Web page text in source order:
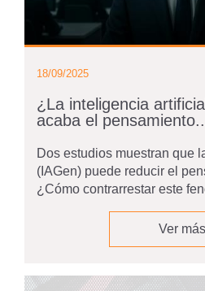
18/09/2025
¿La inteligencia
acaba el
Dos estudios muestran que
(IAGen) puede reducir el
¿Cómo contrarrestar este
Ver más